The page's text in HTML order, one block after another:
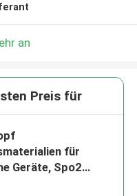
an
Preis für
für
Geräte, Spo2